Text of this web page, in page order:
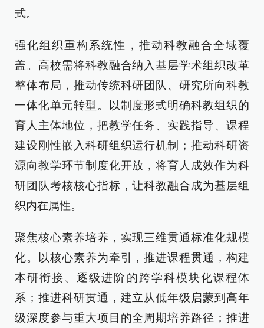
式。
强化组织重构系统性，推动科教融合全域覆
盖。高校需将科教融合纳入基层学术组织改革
整体布局，推动传统科研团队、研究所向科教
一体化单元转型。以制度形式明确科教组织的
育人主体地位，把教学任务、实践指导、课程
建设刚性嵌入科研组织运行机制；推动科研资
源向教学环节制度化开放，将育人成效作为科
研团队考核核心指标，让科教融合成为基层组
织内在属性。
聚焦核心素养培养，实现三维贯通标准化规模
化。以核心素养为牵引，推进课程贯通，构建
本研衔接、逐级进阶的跨学科模块化课程体
系；推进科研贯通，建立从低年级启蒙到高年
级深度参与重大项目的全周期培养路径；推进